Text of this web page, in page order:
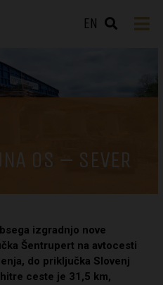
EN
OS – SEVER
izgradnjo nove
Šentrupert na avtocesti
do priključka Slovenj
ceste je 31,5 km,